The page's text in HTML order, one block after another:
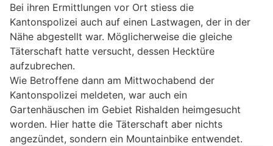
Bei ihren Ermittlungen vor Ort stiess die
Kantonspolizei auch auf einen Lastwagen, der in der
Nähe abgestellt war. Möglicherweise die gleiche
Täterschaft hatte versucht, dessen Hecktüre
aufzubrechen.
Wie Betroffene dann am Mittwochabend der
Kantonspolizei meldeten, war auch ein
Gartenhäuschen im Gebiet Rishalden heimgesucht
worden. Hier hatte die Täterschaft aber nichts
angezündet, sondern ein Mountainbike entwendet.